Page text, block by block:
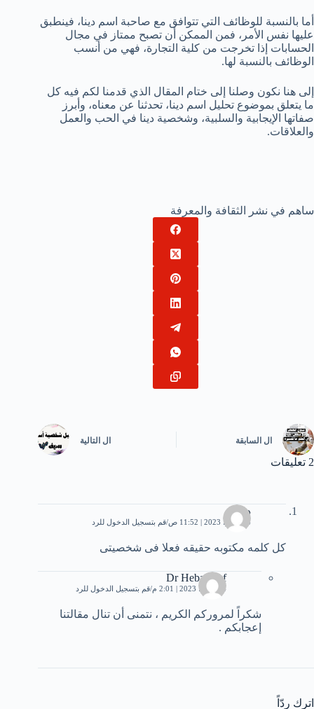
أما بالنسبة للوظائف التي تتوافق مع صاحبة اسم دينا، فينطبق
عليها نفس الأمر، فمن الممكن أن تصبح ممتاز في مجال
الحسابات إذا تخرجت من كلية التجارة، فهي من أنسب
الوظائف بالنسبة لها.
إلى هنا نكون وصلنا إلى ختام المقال الذي قدمنا لكم فيه كل
ما يتعلق بموضوع تحليل اسم دينا، تحدثنا عن معناه، وأبرز
صفاتها الإيجابية والسلبية، وشخصية دينا في الحب والعمل
والعلاقات.
ساهم في نشر الثقافة والمعرفة
ال السابقة ال التالية
2 تعليقات
دينا
24 يونيو، 2023 | 11:52 ص قم بتسجيل الدخول للرد
كل كلمه مكتوبه حقيقه فعلا فى شخصيتى
Dr Heba Atef
24 يونيو، 2023 | 2:01 م قم بتسجيل الدخول للرد
شكراً لمروركم الكريم ، نتمنى أن تنال مقالتنا
إعجابكم .
اترك ردّاً